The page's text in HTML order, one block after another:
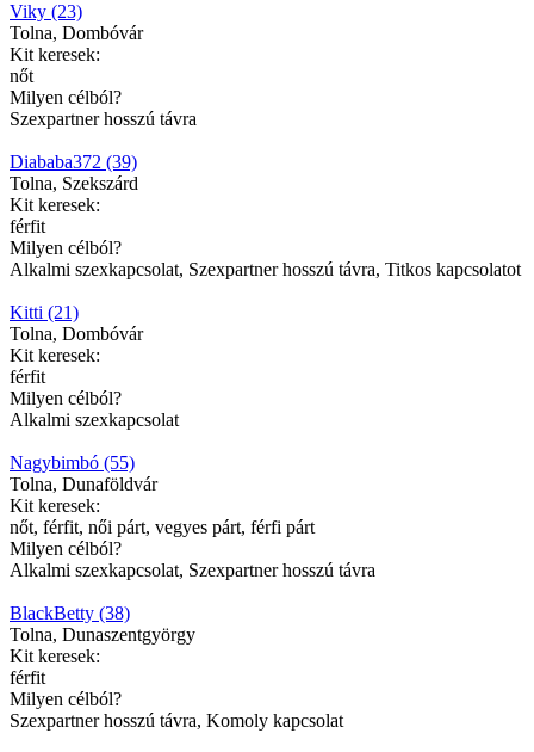
Viky (23)
Tolna, Dombóvár
Kit keresek:
nőt
Milyen célból?
Szexpartner hosszú távra
Diababa372 (39)
Tolna, Szekszárd
Kit keresek:
férfit
Milyen célból?
Alkalmi szexkapcsolat, Szexpartner hosszú távra, Titkos kapcsolatot
Kitti (21)
Tolna, Dombóvár
Kit keresek:
férfit
Milyen célból?
Alkalmi szexkapcsolat
Nagybimbó (55)
Tolna, Dunaföldvár
Kit keresek:
nőt, férfit, női párt, vegyes párt, férfi párt
Milyen célból?
Alkalmi szexkapcsolat, Szexpartner hosszú távra
BlackBetty (38)
Tolna, Dunaszentgyörgy
Kit keresek:
férfit
Milyen célból?
Szexpartner hosszú távra, Komoly kapcsolat